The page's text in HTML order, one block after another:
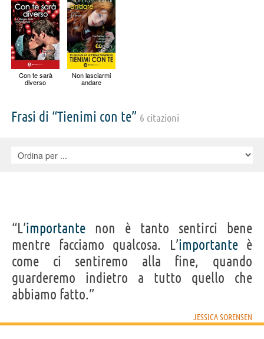
Con te sarà
diverso
Non lasciarmi
andare
Frasi di “Tienimi con te” 6 citazioni
“L’importante non è tanto sentirci bene
mentre facciamo qualcosa. L’importanteè
come ci sentiremo alla fine, quando
guarderemo indietro a tutto quello che
abbiamo fatto.”
JESSICA SORENSEN